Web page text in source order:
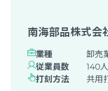
南海部品株式会
業種
卸売
従業員数
140人
打刻方法
共用